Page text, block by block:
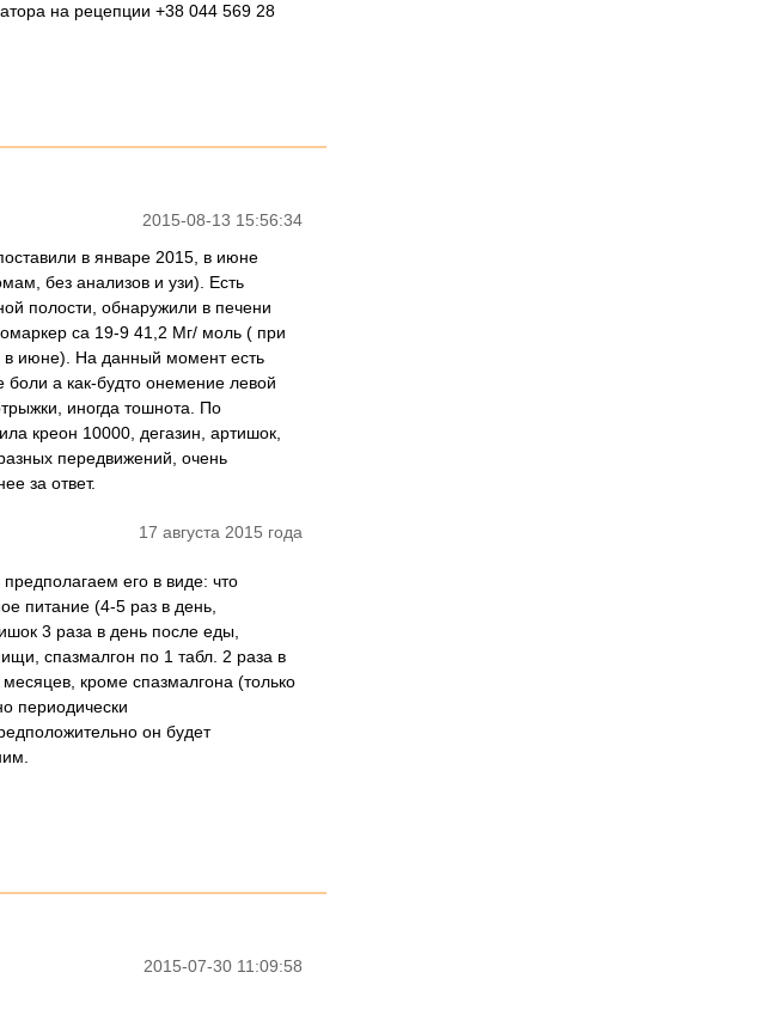
на рецепции +38 044 569 28
2015-08-13 15:56:34
в январе 2015, в июне
без анализов и узи). Есть
полости, обнаружили в печени
са 19-9 41,2 Мг/ моль ( при
в июне). На данный момент есть
боли а как-будто онемение левой
иногда тошнота. По
креон 10000, дегазин, артишок,
передвижений, очень
за ответ.
17 августа 2015 года
его в виде: что
питание (4-5 раз в день,
3 раза в день после еды,
спазмалгон по 1 табл. 2 раза в
кроме спазмалгона (только
периодически
он будет
2015-07-30 11:09:58